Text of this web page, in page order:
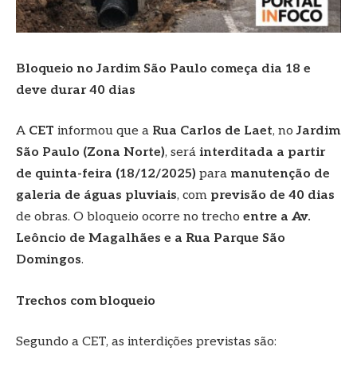
Bloqueio no Jardim São Paulo começa dia 18 e
deve durar 40 dias
A CET informou que a Rua Carlos de Laet, noJardim
São Paulo (Zona Norte), será interditada a partir
de quinta-feira (18/12/2025) para manutenção de
galeria de águas pluviais, com previsão de 40 dias
de obras. O bloqueio ocorre no trecho entre a Av.
Leôncio de Magalhães e a Rua Parque São
Domingos.
Trechos com bloqueio
Segundo a CET, as interdições previstas são: